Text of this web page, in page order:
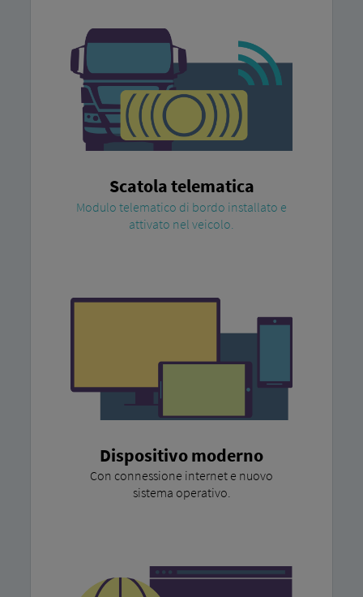
Scatola telematica
Modulo telematico di bordo installato e
attivato nel veicolo.
Dispositivo moderno
Con connessione internet e nuovo
sistema operativo.